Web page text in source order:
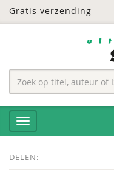
Gratis verzending
DELEN: